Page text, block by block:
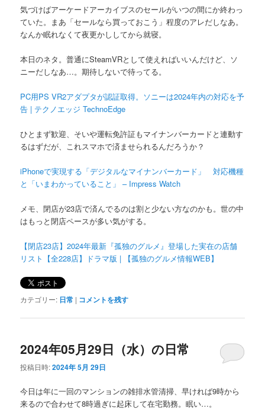
気づけばアーケードアーカイブスのセールがいつの間にか終わっ
ていた。まあ「セールなら買っておこう」程度のアレだしなあ。
なんか眠れなくて夜更かししてから就寝。
本日のネタ。普通にSteamVRとして使えればいいんだけど、ソ
ニーだしなあ…。期待しないで待ってる。
PC用PS VR2アダプタが認証取得。ソニーは2024年内の対応を予
告 | テクノエッジ TechnoEdge
ひとまず歓迎、そいや運転免許証もマイナンバーカードと連動す
るはずだが、これスマホで済ませられるんだろうか？
iPhoneで実現する「デジタルなマイナンバーカード」 対応機種
と「いまわかっていること」 – Impress Watch
メモ、閉店が23店で済んでるのは割と少ない方なのかも。世の中
はもっと閉店ペースが多い気がする。
【閉店23店】2024年最新『孤独のグルメ』登場した実在の店舗
リスト【全228店】ドラマ版 | 【孤独のグルメ情報WEB】
カテゴリー: 日常 | コメントを残す
2024年05月29日（水）の日常
投稿日時:2024年 5月 29日
今日は年に一回のマンションの雑排水管清掃、早ければ9時から
来るので合わせて8時過ぎに起床して在宅勤務。眠い…。